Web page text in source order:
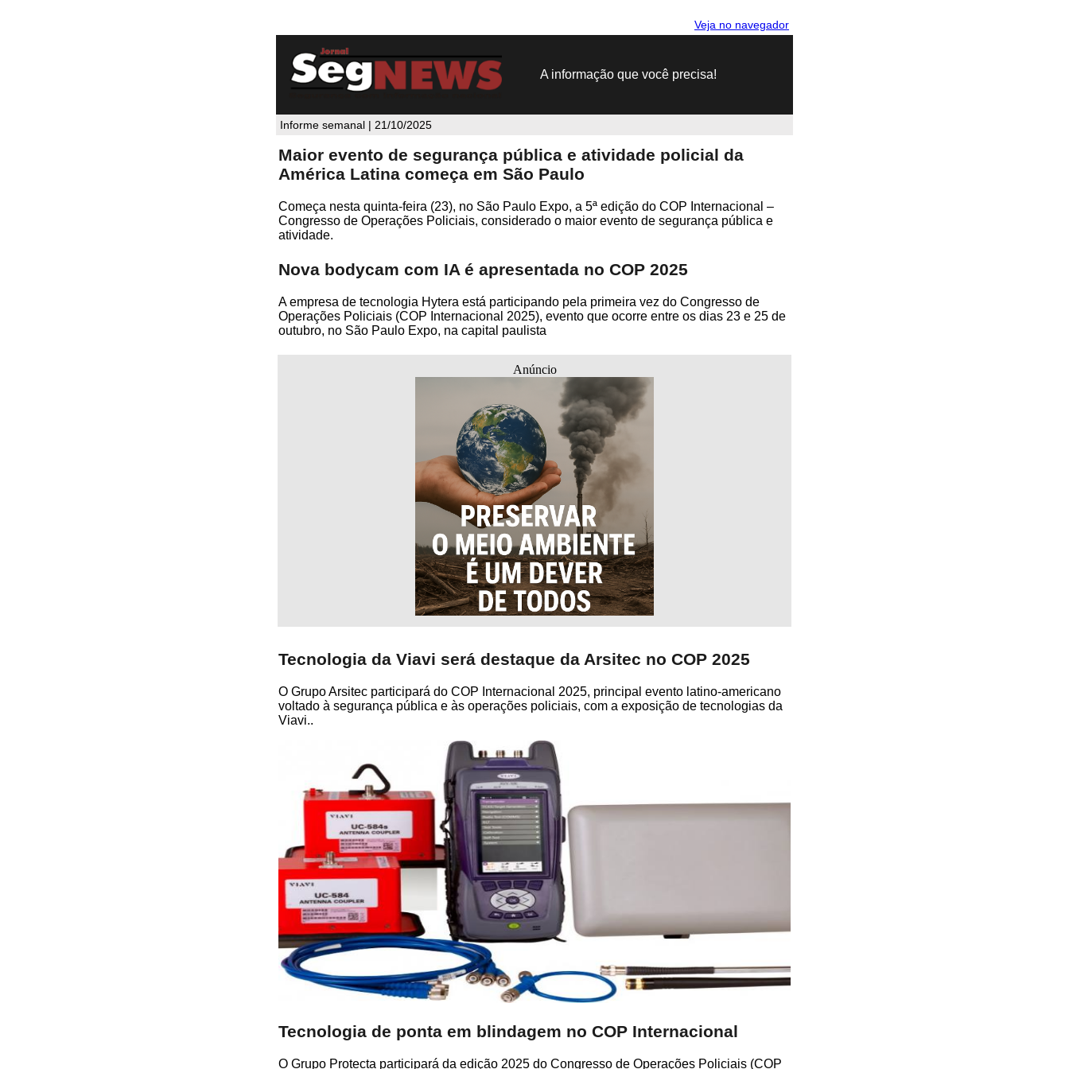
Veja no navegador
A informação que você precisa!
Informe semanal | 21/10/2025
Maior evento de segurança pública e atividade policial da
América Latina começa em São Paulo
Começa nesta quinta-feira (23), no São Paulo Expo, a 5ª edição do COP Internacional –
Congresso de Operações Policiais, considerado o maior evento de segurança pública e
atividade.
Nova bodycam com IA é apresentada no COP 2025
A empresa de tecnologia Hytera está participando pela primeira vez do Congresso de
Operações Policiais (COP Internacional 2025), evento que ocorre entre os dias 23 e 25 de
outubro, no São Paulo Expo, na capital paulista
Anúncio
Tecnologia da Viavi será destaque da Arsitec no COP 2025
O Grupo Arsitec participará do COP Internacional 2025, principal evento latino-americano
voltado à segurança pública e às operações policiais, com a exposição de tecnologias da
Viavi..
Tecnologia de ponta em blindagem no COP Internacional
O Grupo Protecta participará da edição 2025 do Congresso de Operações Policiais (COP